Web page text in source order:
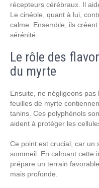
récepteurs cérébraux. Il
Le cinéole, quant à lui,
calme. Ensemble, ils
sérénité.
Le rôle des
du myrte
Ensuite, ne négligeons pas
feuilles de myrte
tanins. Ces polyphénols
aident à protéger les
Ce point est crucial, car un
sommeil. En calmant cette
prépare un terrain
mais profonde.